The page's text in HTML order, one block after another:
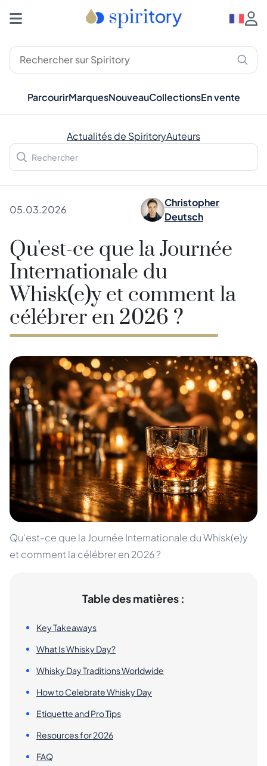
ParcourirMarquesNouveauCollectionsEn vente
Actualités de SpiritoryAuteurs
05.03.2026
Christopher
Deutsch
Qu'est-ce que la Journée
Internationale du
Whisk(e)y et comment la
célébrer en 2026 ?
Qu'est-ce que la Journée Internationale du Whisk(e)y
et comment la célébrer en 2026 ?
Table des matières :
Key Takeaways
What Is Whisky Day?
Whisky Day Traditions Worldwide
How to Celebrate Whisky Day
Etiquette and Pro Tips
Resources for 2026
FAQ